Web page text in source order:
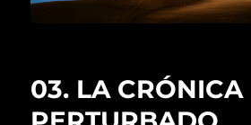
03. LA CRÓNICA